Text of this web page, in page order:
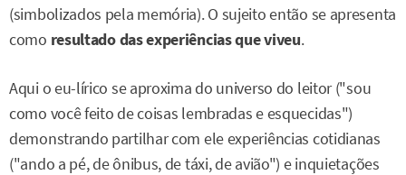
(simbolizados pela memória). O sujeito então se apresenta
como resultado das experiências que viveu.
Aqui o eu-lírico se aproxima do universo do leitor ("sou
como você feito de coisas lembradas e esquecidas")
demonstrando partilhar com ele experiências cotidianas
("ando a pé, de ônibus, de táxi, de avião") e inquietações